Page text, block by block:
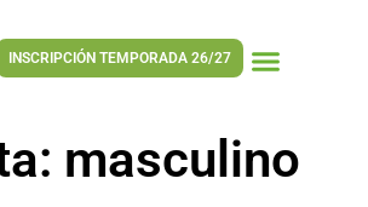
INSCRIPCIÓN TEMPORADA 26/27
masculino